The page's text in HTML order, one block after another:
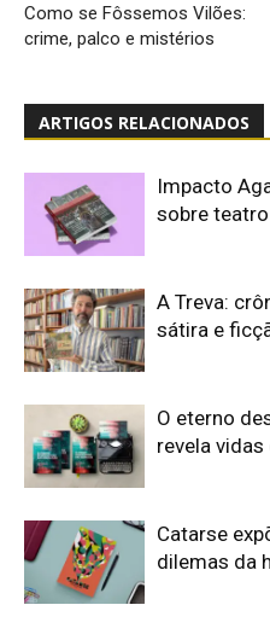
Como se Fôssemos Vilões:
crime, palco e mistérios
ARTIGOS RELACIONADOS
Impacto
sobre
A Treva:
sátira e
O eterno
revela
Catarse
dilemas da